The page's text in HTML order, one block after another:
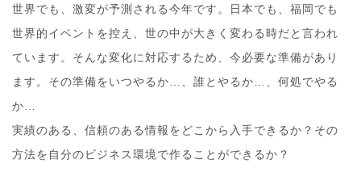
世界でも、激変が予測される今年です。日本でも、福岡でも
世界的イベントを控え、世の中が大きく変わる時だと言われ
ています。そんな変化に対応するため、今必要な準備があり
ます。その準備をいつやるか…、誰とやるか…、何処でやる
か…
実績のある、信頼のある情報をどこから入手できるか？その
方法を自分のビジネス環境で作ることができるか？